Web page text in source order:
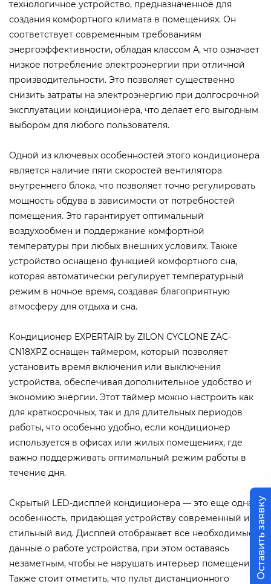
технологичное устройство, предназначенное для
создания комфортного климата в помещениях. Он
соответствует современным требованиям
энергоэффективности, обладая классом А, что означает
низкое потребление электроэнергии при отличной
производительности. Это позволяет существенно
снизить затраты на электроэнергию при долгосрочной
эксплуатации кондиционера, что делает его выгодным
выбором для любого пользователя.
Одной из ключевых особенностей этого кондиционера
является наличие пяти скоростей вентилятора
внутреннего блока, что позволяет точно регулировать
мощность обдува в зависимости от потребностей
помещения. Это гарантирует оптимальный
воздухообмен и поддержание комфортной
температуры при любых внешних условиях. Также
устройство оснащено функцией комфортного сна,
которая автоматически регулирует температурный
режим в ночное время, создавая благоприятную
атмосферу для отдыха и сна.
Кондиционер EXPERTAIR by ZILON CYCLONE ZAC-
CN18XPZ оснащен таймером, который позволяет
установить время включения или выключения
устройства, обеспечивая дополнительное удобство и
экономию энергии. Этот таймер можно настроить как
для краткосрочных, так и для длительных периодов
работы, что особенно удобно, если кондиционер
используется в офисах или жилых помещениях, где
важно поддерживать оптимальный режим работы в
течение дня.
Скрытый LED-дисплей кондиционера — это еще одна
особенность, придающая устройству современный и
стильный вид. Дисплей отображает все необходимые
данные о работе устройства, при этом оставаясь
незаметным, чтобы не нарушать интерьер помещения.
Также стоит отметить, что пульт дистанционного
Оставить заявку